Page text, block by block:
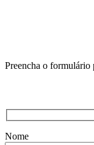
Preencha o formulário
Nome